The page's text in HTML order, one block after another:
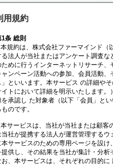
用規約
1条 総則
規約は、株式会社ファーマインド
る法人が当社またはアンケート調査な
ために行うインターネットリサーチ、
ャンペーン活動への参加、会員活動
」といいます。本サービス の詳細や
イトにおいて詳細を明示いたします
を承認し た対象者（以下「会員」と
ものです。
サービスは、当社が当社または顧客
当社が提携する法人が運営管理する
本サービスのための専用ページを設
提供し、その結果を当社が集計・分析
お、本サービスは、それぞれの目的